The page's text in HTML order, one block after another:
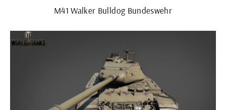
M41 Walker Bulldog Bundeswehr